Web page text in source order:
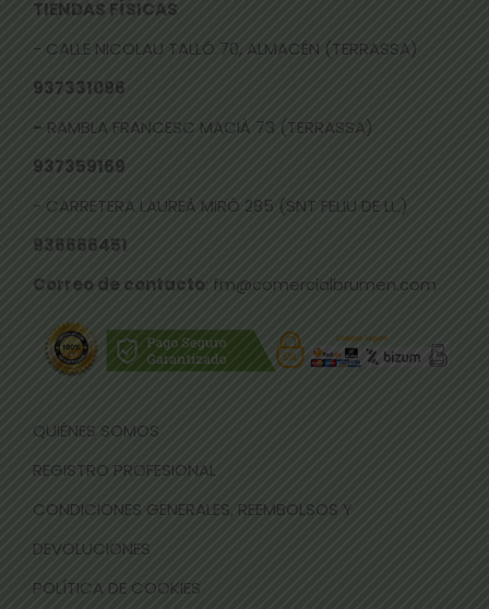
TIENDAS FÍSICAS
- CALLE NICOLAU TALLÓ 70, ALMACÉN (TERRASSA)
937331096
- RAMBLA FRANCESC MACIÀ 73 (TERRASSA)
937359169
- CARRETERA LAUREÀ MIRÓ 285 (SNT FELIU DE LL.)
936666451
Correo de contacto: fm@comercialbrumen.com
QUIÉNES SOMOS
REGISTRO PROFESIONAL
CONDICIONES GENERALES, REEMBOLSOS Y
DEVOLUCIONES
POLÍTICA DE COOKIES